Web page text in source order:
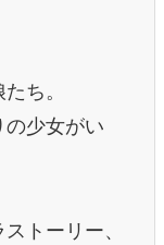
ち。
の少女がい
トーリー、